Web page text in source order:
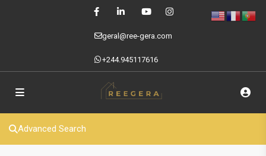
geral@ree-gera.com
+244.945117616
Advanced Search